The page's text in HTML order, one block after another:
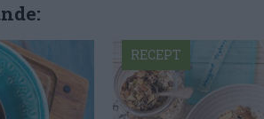
RECEPT